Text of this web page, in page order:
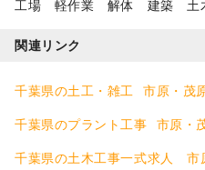
工場 軽作業 解体 建築 土
関連リンク
千葉県の土工・雑工 市原・茂
千葉県のプラント工事 市原・
千葉県の土木工事一式求人 市